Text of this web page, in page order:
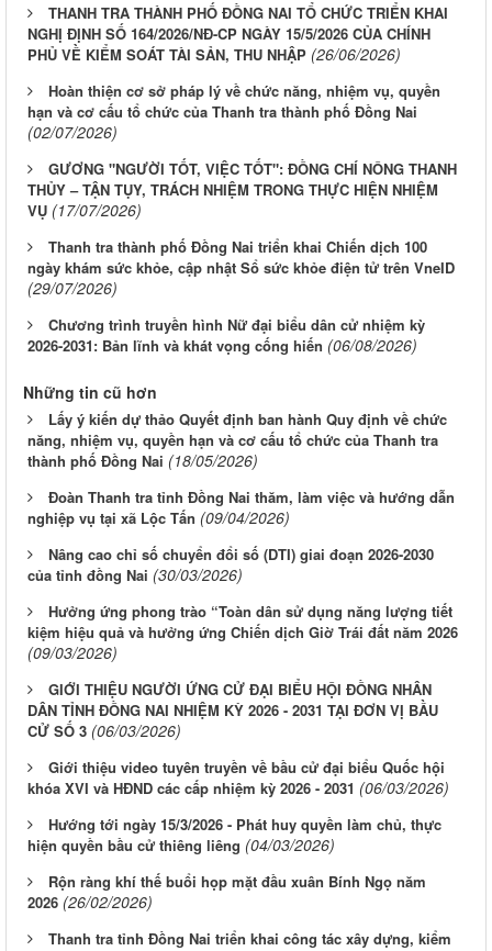
THANH TRA THÀNH PHỐ ĐỒNG NAI TỔ CHỨC TRIỂN KHAI
NGHỊ ĐỊNH SỐ 164/2026/NĐ-CP NGÀY 15/5/2026 CỦA CHÍNH
PHỦ VỀ KIỂM SOÁT TÀI SẢN, THU NHẬP (26/06/2026)
Hoàn thiện cơ sở pháp lý về chức năng, nhiệm vụ, quyền
hạn và cơ cấu tổ chức của Thanh tra thành phố Đồng Nai
(02/07/2026)
GƯƠNG "NGƯỜI TỐT, VIỆC TỐT": ĐỒNG CHÍ NÔNG THANH
THỦY – TẬN TỤY, TRÁCH NHIỆM TRONG THỰC HIỆN NHIỆM
VỤ (17/07/2026)
Thanh tra thành phố Đồng Nai triển khai Chiến dịch 100
ngày khám sức khỏe, cập nhật Sổ sức khỏe điện tử trên VneID
(29/07/2026)
Chương trình truyền hình Nữ đại biểu dân cử nhiệm kỳ
2026-2031: Bản lĩnh và khát vọng cống hiến (06/08/2026)
Những tin cũ hơn
Lấy ý kiến dự thảo Quyết định ban hành Quy định về chức
năng, nhiệm vụ, quyền hạn và cơ cấu tổ chức của Thanh tra
thành phố Đồng Nai (18/05/2026)
Đoàn Thanh tra tỉnh Đồng Nai thăm, làm việc và hướng dẫn
nghiệp vụ tại xã Lộc Tấn (09/04/2026)
Nâng cao chỉ số chuyển đổi số (DTI) giai đoạn 2026-2030
của tỉnh đồng Nai (30/03/2026)
Hưởng ứng phong trào “Toàn dân sử dụng năng lượng tiết
kiệm hiệu quả và hưởng ứng Chiến dịch Giờ Trái đất năm 2026
(09/03/2026)
GIỚI THIỆU NGƯỜI ỨNG CỬ ĐẠI BIỂU HỘI ĐỒNG NHÂN
DÂN TỈNH ĐỒNG NAI NHIỆM KỲ 2026 - 2031 TẠI ĐƠN VỊ BẦU
CỬ SỐ 3 (06/03/2026)
Giới thiệu video tuyên truyền về bầu cử đại biểu Quốc hội
khóa XVI và HĐND các cấp nhiệm kỳ 2026 - 2031 (06/03/2026)
Hướng tới ngày 15/3/2026 - Phát huy quyền làm chủ, thực
hiện quyền bầu cử thiêng liêng (04/03/2026)
Rộn ràng khí thế buổi họp mặt đầu xuân Bính Ngọ năm
2026 (26/02/2026)
Thanh tra tỉnh Đồng Nai triển khai công tác xây dựng, kiểm